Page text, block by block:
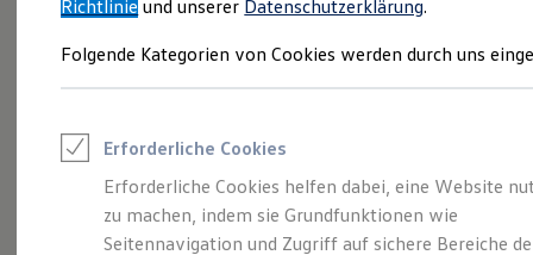
Volkswagen Marktplatz
Junge Gebrauchtwagen und Gebrauchtwagen
Saisonangebote
Leasing
Leasing-Angebote
Gebrauchtwagen Leasing
Junge Gebrauchtwagen-Leasing
Mobilität, so
Richtlinie und unserer Datenschutzerklärung.
Folgende Kategorien von Cookies werden durch uns
Erforderliche Cookies
Erforderliche Cookies helfen dabei, eine Website
zu machen, indem sie Grundfunktionen wie
Seitennavigation und Zugriff auf sichere Bereiche